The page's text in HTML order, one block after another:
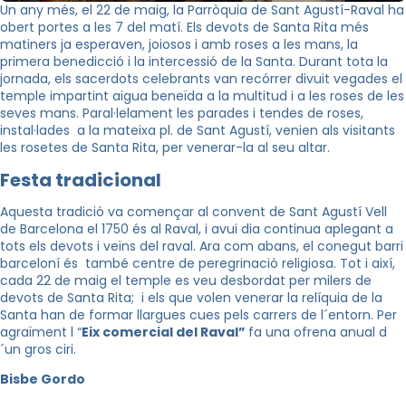
Un any més, el 22 de maig, la Parròquia de Sant Agustí-Raval ha
obert portes a les 7 del matí. Els devots de Santa Rita més
matiners ja esperaven, joiosos i amb roses a les mans, la
primera benedicció i la intercessió de la Santa. Durant tota la
jornada, els sacerdots celebrants van recórrer divuit vegades el
temple impartint aigua beneïda a la multitud i a les roses de les
seves mans. Paral·lelament les parades i tendes de roses,
instal·lades a la mateixa pl. de Sant Agustí, venien als visitants
les rosetes de Santa Rita, per venerar-la al seu altar.
Festa tradicional
Aquesta tradició va començar al convent de Sant Agustí Vell
de Barcelona el 1750 és al Raval, i avui dia continua aplegant a
tots els devots i veïns del raval. Ara com abans, el conegut barri
barceloní és també centre de peregrinació religiosa. Tot i així,
cada 22 de maig el temple es veu desbordat per milers de
devots de Santa Rita; i els que volen venerar la relíquia de la
Santa han de formar llargues cues pels carrers de l´entorn. Per
agraïment l “Eix comercial del Raval” fa una ofrena anual d
´un gros ciri.
Bisbe Gordo